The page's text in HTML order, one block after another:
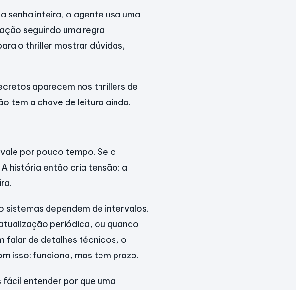
senha inteira, o agente usa uma
seguindo uma regra
o thriller mostrar dúvidas,
aparecem nos thrillers de
tem a chave de leitura ainda.
por pouco tempo. Se o
história então cria tensão: a
sistemas dependem de intervalos.
periódica, ou quando
falar de detalhes técnicos, o
isso: funciona, mas tem prazo.
entender por que uma